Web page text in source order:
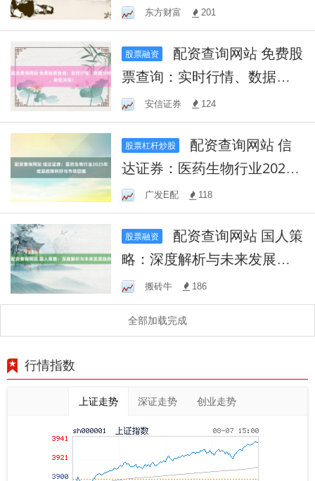
轻松应对复杂情境，效果如
何？
东方财富 201
股票融资
票查询：实时行情、数据分
析，助您决策！
安信证券 124
股票杠杆炒股
达证券：医药生物行业2025
年或迎政策利好与市场回暖
广发E配 118
股票融资
略：深度解析与未来发展趋
势
搬砖牛 186
全部加载完成
行情指数
上证走势 深证走势 创业走势